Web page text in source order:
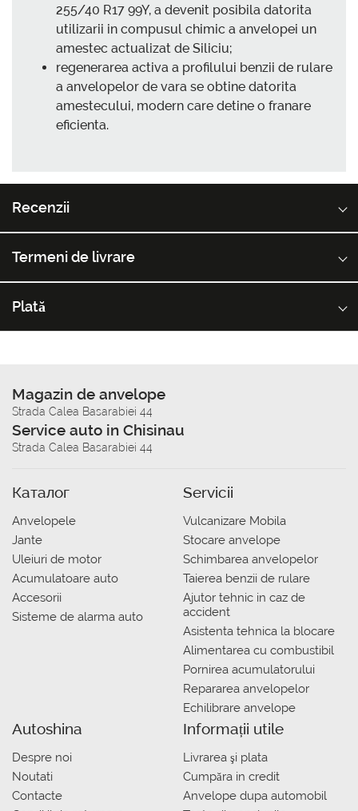
255/40 R17 99Y, a devenit posibila datorita
utilizarii in compusul chimic a anvelopei un
amestec actualizat de Siliciu;
regenerarea activa a profilului benzii de rulare
a anvelopelor de vara se obtine datorita
amestecului, modern care detine o franare
eficienta.
Recenzii
Termeni de livrare
Plată
Magazin de anvelope
Strada Calea Basarabiei 44
Service auto in Chisinau
Strada Calea Basarabiei 44
Каталог
Anvelopele
Jante
Uleiuri de motor
Acumulatoare auto
Accesorii
Sisteme de alarma auto
Servicii
Vulcanizare Mobila
Stocare anvelope
Schimbarea anvelopelor
Taierea benzii de rulare
Ajutor tehnic in caz de
accident
Asistenta tehnica la blocare
Alimentarea cu combustibil
Pornirea acumulatorului
Repararea anvelopelor
Echilibrare anvelope
Autoshina
Despre noi
Noutati
Contacte
Informații utile
Livrarea şi plata
Сumpăra in credit
Anvelope dupa automobil